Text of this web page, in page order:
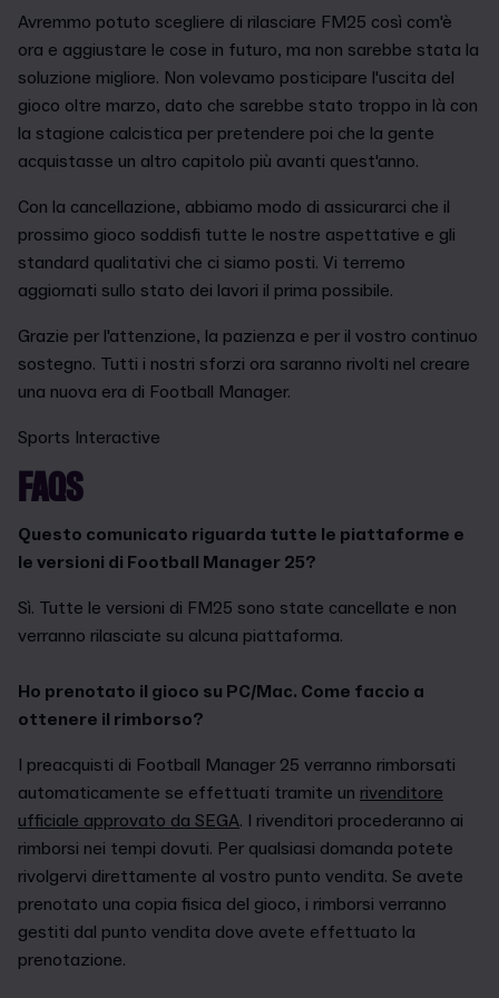
Avremmo potuto scegliere di rilasciare FM25 così com'è
ora e aggiustare le cose in futuro, ma non sarebbe stata la
soluzione migliore. Non volevamo posticipare l'uscita del
gioco oltre marzo, dato che sarebbe stato troppo in là con
la stagione calcistica per pretendere poi che la gente
acquistasse un altro capitolo più avanti quest'anno.
Con la cancellazione, abbiamo modo di assicurarci che il
prossimo gioco soddisfi tutte le nostre aspettative e gli
standard qualitativi che ci siamo posti. Vi terremo
aggiornati sullo stato dei lavori il prima possibile.
Grazie per l'attenzione, la pazienza e per il vostro continuo
sostegno. Tutti i nostri sforzi ora saranno rivolti nel creare
una nuova era di Football Manager.
Sports Interactive
FAQS
Questo comunicato riguarda tutte le piattaforme e
le versioni di Football Manager 25?
Sì. Tutte le versioni di FM25 sono state cancellate e non
verranno rilasciate su alcuna piattaforma.
Ho prenotato il gioco su PC/Mac. Come faccio a
ottenere il rimborso?
I preacquisti di Football Manager 25 verranno rimborsati
automaticamente se effettuati tramite un rivenditore
ufficiale approvato da SEGA. I rivenditori procederanno ai
rimborsi nei tempi dovuti. Per qualsiasi domanda potete
rivolgervi direttamente al vostro punto vendita. Se avete
prenotato una copia fisica del gioco, i rimborsi verranno
gestiti dal punto vendita dove avete effettuato la
prenotazione.